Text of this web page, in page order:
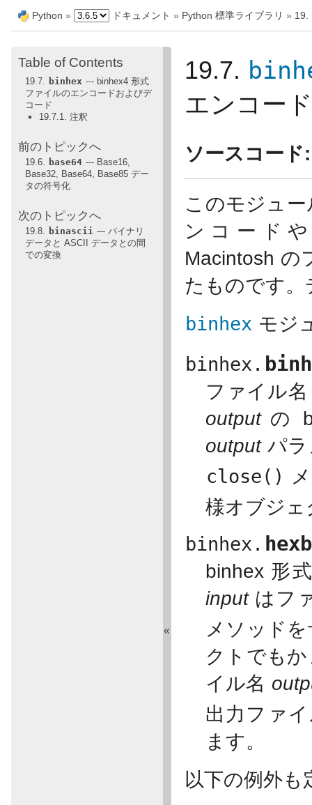
Python » ドキュメント » Python 標準ライブラリ » 19.
19.7.
エンコー
ソースコード:
このモジュ
ンコード
Macintosh の
たものです。
binhex モジ
binhex.
ファイル
outputの
outputパラ
close()
様オブジ
binhex.
binhex 形
inputはフ
メソッド
クトでも
イル名
出力ファ
ます。
以下の例外も
Table of Contents
19.7. binhex --- binhex4 形式
ファイルのエンコードおよびデ
コード
19.7.1. 注釈
前のトピックへ
19.6. base64 --- Base16,
Base32, Base64, Base85 デー
タの符号化
次のトピックへ
19.8. binascii --- バイナリ
データと ASCII データとの間
での変換
«